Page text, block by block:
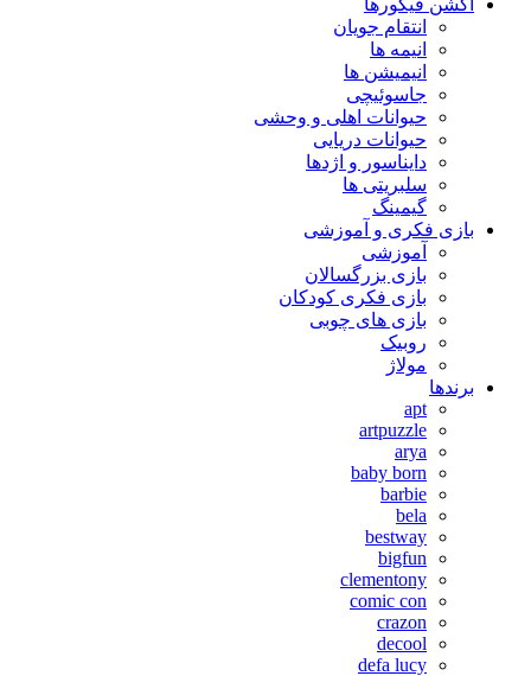
انتقام جویان
انیمه ها
انیمیشن ها
جاسوئیچی
حیوانات اهلی و وحشی
حیوانات دریایی
دایناسور و اژدها
سلبریتی ها
گیمینگ
بازی فکری و آموزشی
آموزشی
بازی بزرگسالان
بازی فکری کودکان
بازی های چوبی
روبیک
مولاژ
برندها
apt
artpuzzle
arya
baby born
barbie
bela
bestway
bigfun
clementony
comic con
crazon
decool
defa lucy